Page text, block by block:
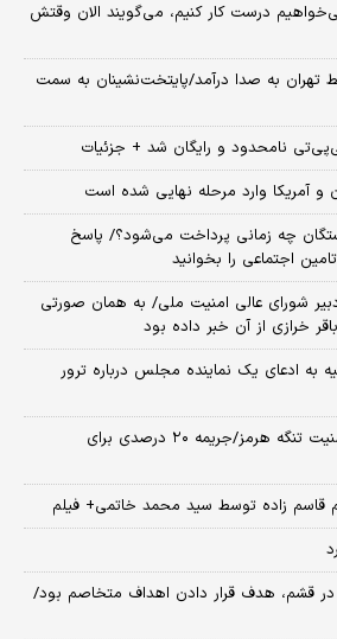
است می‌خواهیم درست کار کنیم، می‌گویند الان وقتش
تهران به صدا درآمد/پایتخت‌نشینان به سمت
نامحدود و رایگان شد + جزئیات
و آمریکا وارد مرحله نهایی شده است
چه زمانی پرداخت می‌شود؟/ پاسخ
اجتماعی را بخوانید
شورای عالی امنیت ملی/ به همان صورتی
خرازی از آن خبر داده بود
به ادعای یک نماینده مجلس درباره ترور
جزئیاتی از طرح راهبردی امنیت تنگه هرمز/جریمه ۲۰ درصدی برای
قاسم زاده توسط سید محمد خاتمی+ فیلم
در قشم، هدف قرار دادن اهداف متخاصم بود/